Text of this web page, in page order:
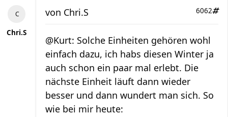
Chri.S
6062
von Chri.S
@Kurt: Solche Einheiten gehören wohl
einfach dazu, ich habs diesen Winter ja
auch schon ein paar mal erlebt. Die
nächste Einheit läuft dann wieder
besser und dann wundert man sich. So
wie bei mir heute: